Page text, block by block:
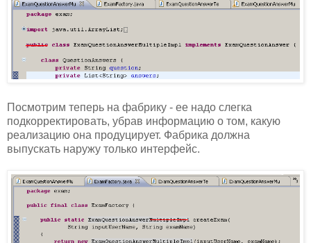
Посмотрим теперь на фабрику - ее надо слегка
подкорректировать, убрав информацию о том, какую
реализацию она продуцирует. Фабрика должна
выпускать наружу только интерфейс.